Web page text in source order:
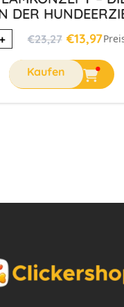
DER
+ 23,27
€ 13,97
€